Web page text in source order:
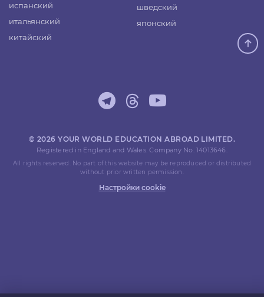
испанский
итальянский
китайский
шведский
японский
© 2026 YOUR WORLD EDUCATION ABROAD LIMITED.
Registered in England and Wales. Company No. 14013646.
All rights reserved. No part of this website may be reproduced or distributed
without prior written permission.
Настройки cookie